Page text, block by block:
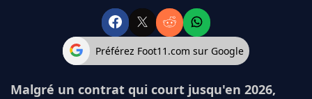
Préférez Foot11.com sur Google
Malgré un contrat qui court jusqu'en 2026,